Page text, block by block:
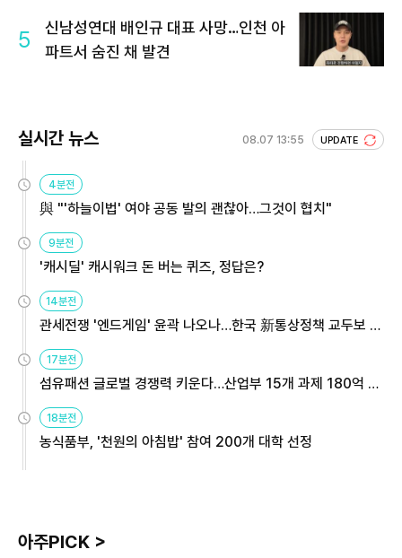
5
신남성연대 배인규 대표 사망…인천 아
파트서 숨진 채 발견
실시간 뉴스 08.07 13:55 UPDATE
4분전
與 "'하늘이법' 여야 공동 발의 괜찮아…그것이 협치"
9분전
'캐시딜' 캐시워크 돈 버는 퀴즈, 정답은?
14분전
관세전쟁 '엔드게임' 윤곽 나오나…한국 新통상정책 교두보 활
용해야
17분전
섬유패션 글로벌 경쟁력 키운다…산업부 15개 과제 180억 지
원
18분전
농식품부, '천원의 아침밥' 참여 200개 대학 선정
아주PICK >